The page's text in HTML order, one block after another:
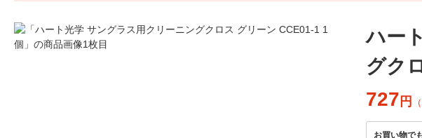
ハー
グク
727 円
お買い物で